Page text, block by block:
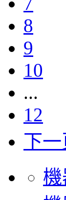
8
9
10
...
12
下一